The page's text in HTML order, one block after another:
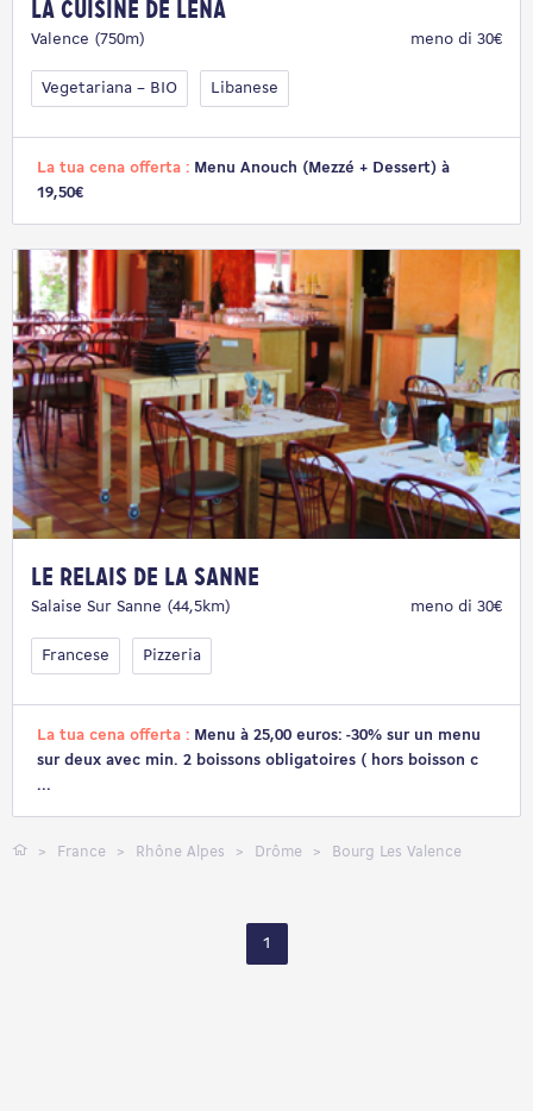
La Cuisine de Léna
Valence (750m) meno di 30€
Vegetariana – BIO Libanese
La tua cena offerta : Menu Anouch (Mezzé + Dessert) à
19,50€
Le Relais de la Sanne
Salaise Sur Sanne (44,5km) meno di 30€
Francese Pizzeria
La tua cena offerta : Menu à 25,00 euros: -30% sur un menu
sur deux avec min. 2 boissons obligatoires ( hors boisson c
...
France Rhône Alpes Drôme Bourg Les Valence
1